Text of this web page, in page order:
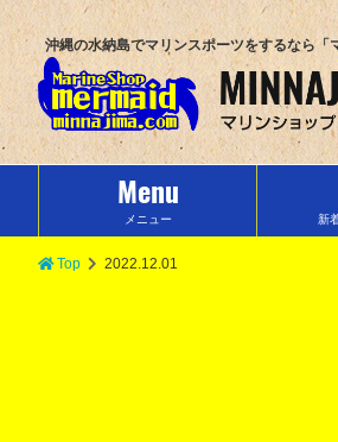
沖縄の水納島でマリンスポーツをするなら「
Menu
メニュー 新
Top 2022.12.01